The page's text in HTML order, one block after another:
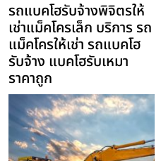
รถแบคโฮรับจ้างพิจิตรให้
เช่าแม็คโครเล็ก บริการ รถ
แม็คโครให้เช่า รถแบคโฮ
รับจ้าง แบคโฮรับเหมา
ราคาถูก